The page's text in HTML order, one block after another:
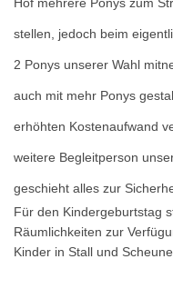
stellen, jedoch beim
2 Ponys unserer Wahl
auch mit mehr Ponys
erhöhten Kostenaufwand
weitere Begleitperson
geschieht alles zur
Für den Kindergeburtstag
Räumlichkeiten zur
Kinder in Stall und